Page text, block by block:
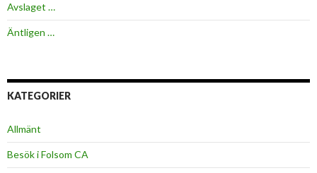
Avslaget …
Äntligen …
KATEGORIER
Allmänt
Besök i Folsom CA